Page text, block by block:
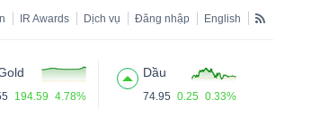
IR Awards Dịch vụ Đăng nhập English
194.59 4.78%
Dầu
74.95 0.25 0.33%